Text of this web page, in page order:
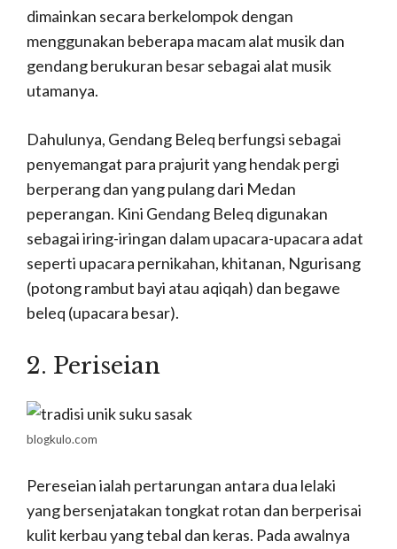
dimainkan secara berkelompok dengan
menggunakan beberapa macam alat musik dan
gendang berukuran besar sebagai alat musik
utamanya.
Dahulunya, Gendang Beleq berfungsi sebagai
penyemangat para prajurit yang hendak pergi
berperang dan yang pulang dari Medan
peperangan. Kini Gendang Beleq digunakan
sebagai iring-iringan dalam upacara-upacara adat
seperti upacara pernikahan, khitanan, Ngurisang
(potong rambut bayi atau aqiqah) dan begawe
beleq (upacara besar).
2. Periseian
blogkulo.com
Pereseian ialah pertarungan antara dua lelaki
yang bersenjatakan tongkat rotan dan berperisai
kulit kerbau yang tebal dan keras. Pada awalnya